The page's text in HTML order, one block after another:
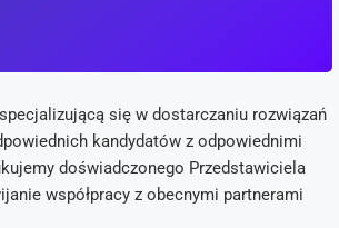
się w dostarczaniu rozwiązań
kandydatów z odpowiednimi
doświadczonego Przedstawiciela
współpracy z obecnymi partnerami